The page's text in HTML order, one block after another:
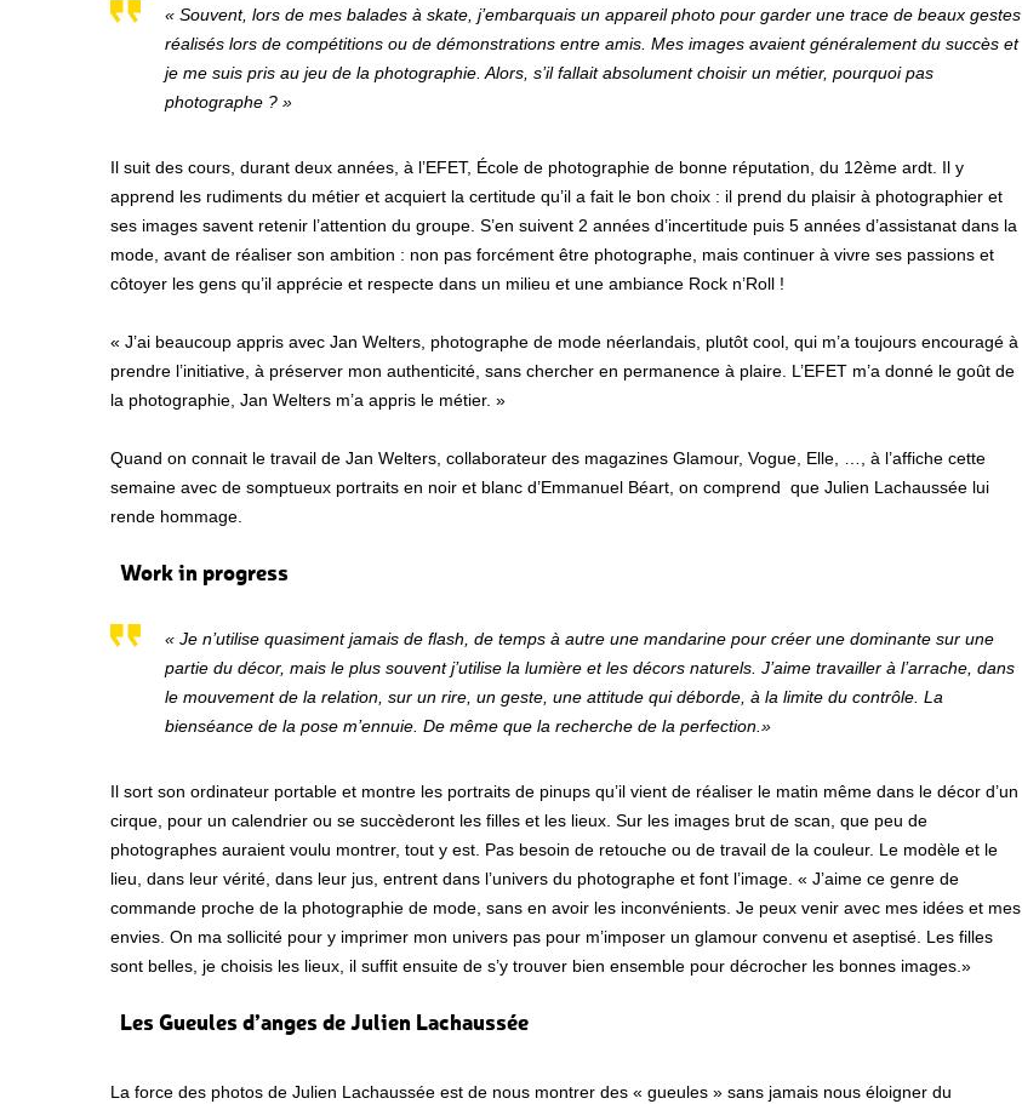
« Souvent, lors de mes balades à skate, j’embarquais un appareil photo pour garder une trace de beaux gestes
réalisés lors de compétitions ou de démonstrations entre amis. Mes images avaient généralement du succès et
je me suis pris au jeu de la photographie. Alors, s’il fallait absolument choisir un métier, pourquoi pas
photographe ? »
Il suit des cours, durant deux années, à l’EFET, École de photographie de bonne réputation, du 12ème ardt. Il y
apprend les rudiments du métier et acquiert la certitude qu’il a fait le bon choix : il prend du plaisir à photographier et
ses images savent retenir l’attention du groupe. S’en suivent 2 années d’incertitude puis 5 années d’assistanat dans la
mode, avant de réaliser son ambition : non pas forcément être photographe, mais continuer à vivre ses passions et
côtoyer les gens qu’il apprécie et respecte dans un milieu et une ambiance Rock n’Roll !
« J’ai beaucoup appris avec Jan Welters, photographe de mode néerlandais, plutôt cool, qui m’a toujours encouragé à
prendre l’initiative, à préserver mon authenticité, sans chercher en permanence à plaire. L’EFET m’a donné le goût de
la photographie, Jan Welters m’a appris le métier. »
Quand on connait le travail de Jan Welters, collaborateur des magazines Glamour, Vogue, Elle, …, à l’affiche cette
semaine avec de somptueux portraits en noir et blanc d’Emmanuel Béart, on comprend que Julien Lachaussée lui
rende hommage.
Work in progress
« Je n’utilise quasiment jamais de flash, de temps à autre une mandarine pour créer une dominante sur une
partie du décor, mais le plus souvent j’utilise la lumière et les décors naturels. J’aime travailler à l’arrache, dans
le mouvement de la relation, sur un rire, un geste, une attitude qui déborde, à la limite du contrôle. La
bienséance de la pose m’ennuie. De même que la recherche de la perfection.»
Il sort son ordinateur portable et montre les portraits de pinups qu’il vient de réaliser le matin même dans le décor d’un
cirque, pour un calendrier ou se succèderont les filles et les lieux. Sur les images brut de scan, que peu de
photographes auraient voulu montrer, tout y est. Pas besoin de retouche ou de travail de la couleur. Le modèle et le
lieu, dans leur vérité, dans leur jus, entrent dans l’univers du photographe et font l’image. « J’aime ce genre de
commande proche de la photographie de mode, sans en avoir les inconvénients. Je peux venir avec mes idées et mes
envies. On ma sollicité pour y imprimer mon univers pas pour m’imposer un glamour convenu et aseptisé. Les filles
sont belles, je choisis les lieux, il suffit ensuite de s’y trouver bien ensemble pour décrocher les bonnes images.»
Les Gueules d’anges de Julien Lachaussée
La force des photos de Julien Lachaussée est de nous montrer des « gueules » sans jamais nous éloigner du